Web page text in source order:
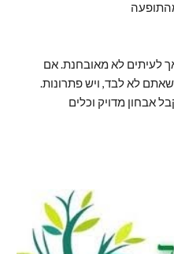
לעיתים לא מאובחנת. אם
לא לבד, ויש פתרונות.
אבחון מדויק וכלים